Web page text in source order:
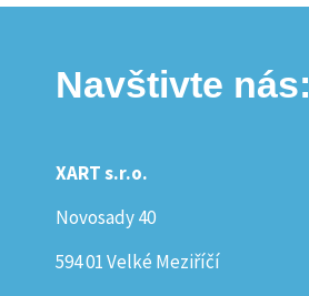
Navštivte nás:
XART s.r.o.
Novosady 40
594 01 Velké Meziříčí